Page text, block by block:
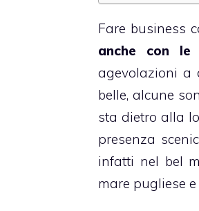
Fare business
anche con le
agevolazioni a
belle, alcune
sta dietro alla
presenza
infatti nel bel
mare pugliese e